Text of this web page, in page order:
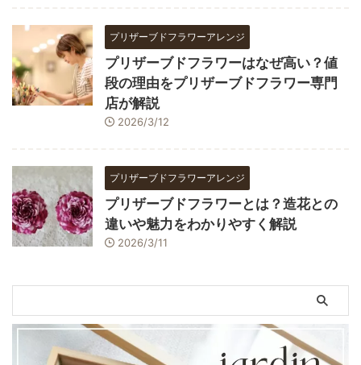
プリザーブドフラワーアレンジ
プリザーブドフラワーはなぜ高い？値
段の理由をプリザーブドフラワー専門
店が解説
2026/3/12
プリザーブドフラワーアレンジ
プリザーブドフラワーとは？造花との
違いや魅力をわかりやすく解説
2026/3/11